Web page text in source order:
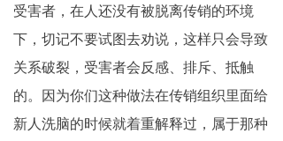
受害者，在人还没有被脱离传销的环境
下，切记不要试图去劝说，这样只会导致
关系破裂，受害者会反感、排斥、抵触
的。因为你们这种做法在传销组织里面给
新人洗脑的时候就着重解释过，属于那种